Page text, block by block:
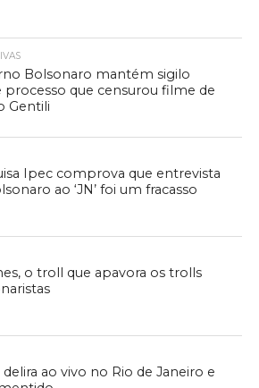
Bolsonaro mantém sigilo
processo que censurou filme de
Gentili
Ipec comprova que entrevista
ao ‘JN’ foi um fracasso
o troll que apavora os trolls
ao vivo no Rio de Janeiro e